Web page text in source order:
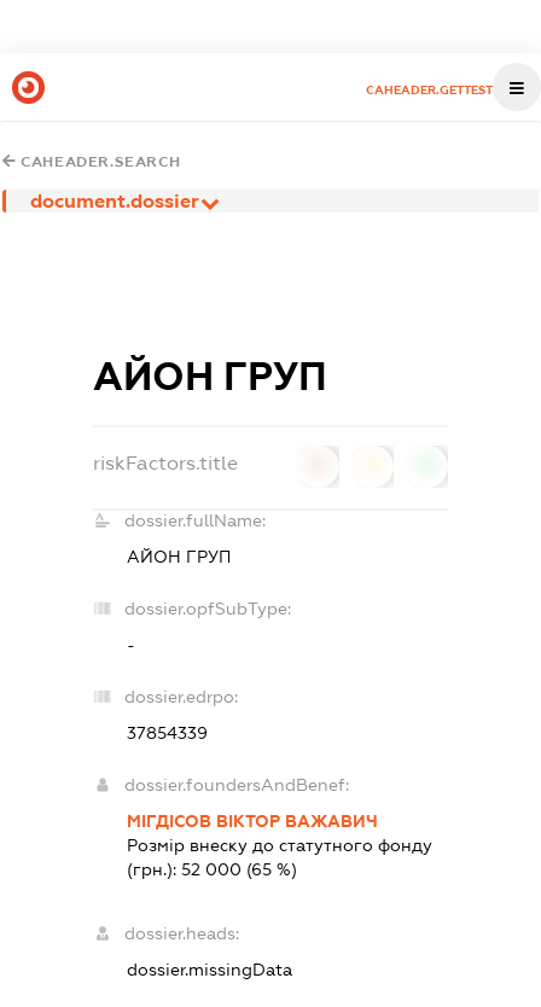
CAHEADER.GETTEST
CAHEADER.SEARCH
document.dossier
АЙОН ГРУП
riskFactors.title
dossier.fullName:
АЙОН ГРУП
dossier.opfSubType:
-
dossier.edrpo:
37854339
dossier.foundersAndBenef:
МІГДІСОВ ВІКТОР ВАЖАВИЧ
Розмір внеску до статутного фонду
(грн.): 52 000 (65 %)
dossier.heads:
dossier.missingData